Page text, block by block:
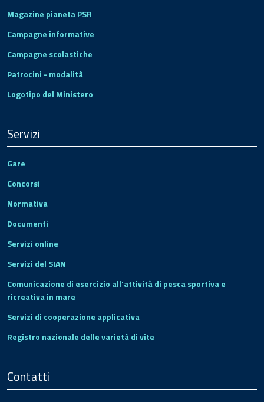
Magazine pianeta PSR
Campagne informative
Campagne scolastiche
Patrocini - modalità
Logotipo del Ministero
Servizi
Gare
Concorsi
Normativa
Documenti
Servizi online
Servizi del SIAN
Comunicazione di esercizio all'attività di pesca sportiva e
ricreativa in mare
Servizi di cooperazione applicativa
Registro nazionale delle varietà di vite
Contatti